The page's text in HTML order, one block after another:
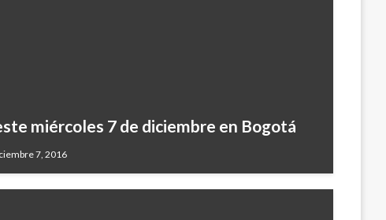
miércoles 7 de diciembre en Bogotá
7, 2016